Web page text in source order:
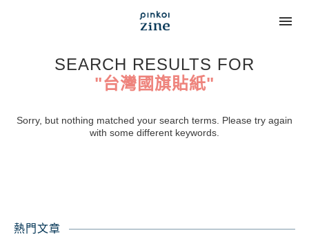
SEARCH RESULTS FOR
"台灣國旗貼紙"
Sorry, but nothing matched your search terms. Please try again
with some different keywords.
熱門文章